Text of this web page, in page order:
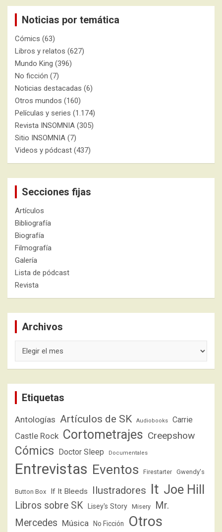
Noticias por temática
Cómics (63)
Libros y relatos (627)
Mundo King (396)
No ficción (7)
Noticias destacadas (6)
Otros mundos (160)
Películas y series (1.174)
Revista INSOMNIA (305)
Sitio INSOMNIA (7)
Videos y pódcast (437)
Secciones fijas
Artículos
Bibliografía
Biografía
Filmografía
Galería
Lista de pódcast
Revista
Archivos
Etiquetas
Antologías Artículos de SK Audiobooks Carrie
Castle Rock Cortometrajes Creepshow
Cómics Doctor Sleep Documentales
Entrevistas Eventos Firestarter Gwendy's
Button Box If It Bleeds Ilustradores It Joe Hill
Libros sobre SK Lisey's Story Misery
Mr.
Mercedes Música No Ficción Otros